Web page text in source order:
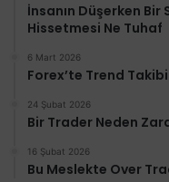
İnsanın Düşerken
Hissetmesi Ne Tuhaf
6 Mart 2026
Forex’te Trend
24 Şubat 2026
Bir Trader Neden
16 Şubat 2026
Bu Meslekte Over